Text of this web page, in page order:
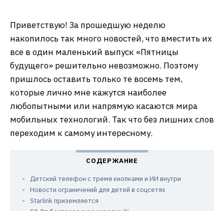
Приветствую! За прошедшую неделю
накопилось так много новостей, что вместить их
все в один маленький выпуск «Пятницы
будущего» решительно невозможно. Поэтому
пришлось оставить только те восемь тем,
которые лично мне кажутся наиболее
любопытными или напрямую касаются мира
мобильных технологий. Так что без лишних слов
переходим к самому интересному.
Детский телефон с тремя кнопками и ИИ внутри
Новости ограничений для детей в соцсетях
Starlink приземляется